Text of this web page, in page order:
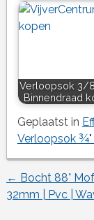
Verloopsok 3/
Binnendraad
Geplaatst in
Verloopsok ¾"
← Bocht 88°
32mm | Pvc |